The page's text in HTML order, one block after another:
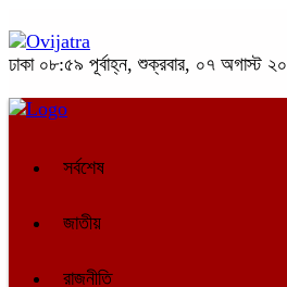
ঢাকা ০৮:৫৯ পূর্বাহ্ন, শুক্রবার, ০৭ অগাস্ট
সর্বশেষ
জাতীয়
রাজনীতি